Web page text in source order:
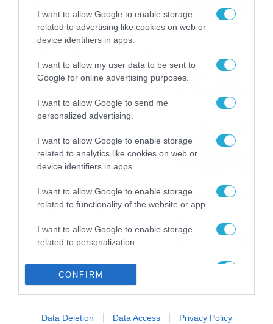
I want to allow Google to enable storage
related to advertising like cookies on web or
device identifiers in apps.
I want to allow my user data to be sent to
Google for online advertising purposes.
I want to allow Google to send me
personalized advertising.
I want to allow Google to enable storage
related to analytics like cookies on web or
device identifiers in apps.
I want to allow Google to enable storage
related to functionality of the website or app.
I want to allow Google to enable storage
related to personalization.
I want to allow Google to enable storage
related to security, including authentication
functionality and fraud prevention, and other
CONFIRM
Data Deletion Data Access Privacy Policy
06/08/2026 22:00
προσφορά* και ενισχυμένες
αποδόσεις από
Εορτολόγιο 6-8: Ποιοι
γιορτάζουν σήμερα; Χρόνια
Πολλά…
06/08/2026 08:05
Το Release Athens
Festival 2026 άφησε τις
καλύτερες μουσικές
αναμνήσεις
05/08/2026 21:23